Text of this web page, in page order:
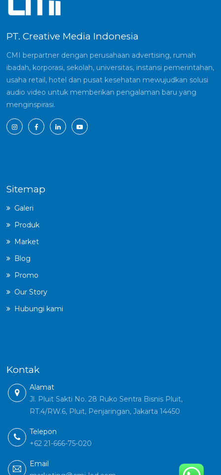
PT. Creative Media Indonesia
CMI berpartner dengan perusahaan advertising, rumah
ibadah, korporasi, sekolah, universitas, instansi pemerintahan,
usaha retail, hotel dan pusat kesehatan mewujudkan solusi
audio video untuk memberikan pengalaman baru yang
menginspirasi.
Sitemap
Galeri
Produk
Market
Blog
Promo
Our Story
Hubungi kami
Kontak
Alamat
Jl. Pluit Sakti No. 28 Ruko Sentra Bisnis Pluit,
RT.4/RW.6, Pluit, Penjaringan, Jakarta 14450
Telepon
+62 21-666-75-020
Email